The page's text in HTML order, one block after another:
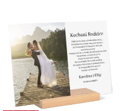
Dodatki i
opakowania
na Dzień
Chłopaka
na Dzień Kobiet
dla przyjaciółki
dla przyjaciela